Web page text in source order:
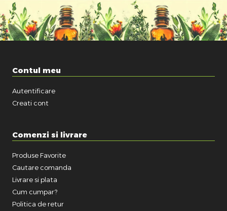
Contul meu
Autentificare
Creati cont
Comenzi si livrare
Produse Favorite
Cautare comanda
Livrare si plata
Cum cumpar?
Politica de retur